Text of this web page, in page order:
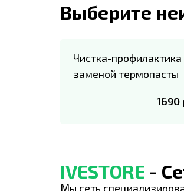
Выберите
Чистка-профилактика
заменой термопасты
1690
IVESTORE -
Мы сеть